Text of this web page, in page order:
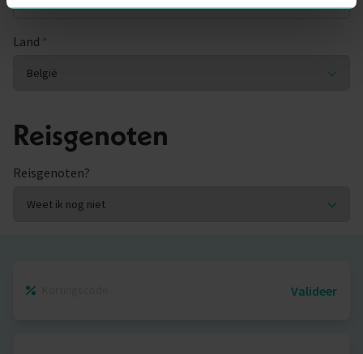
Land *
Reisgenoten
Reisgenoten?
Valideer